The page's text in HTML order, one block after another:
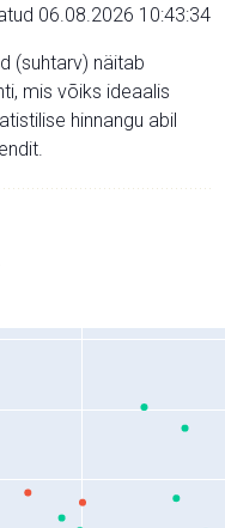
06.08.2026 10:43:34
(suhtarv) näitab
mis võiks ideaalis
hinnangu abil